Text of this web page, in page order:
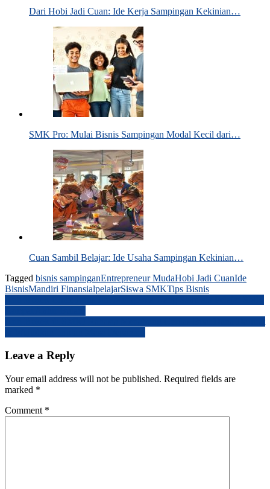
Dari Hobi Jadi Cuan: Ide Kerja Sampingan Kekinian…
SMK Pro: Mulai Bisnis Sampingan Modal Kecil dari…
Cuan Sambil Belajar: Ide Usaha Sampingan Kekinian…
Tagged bisnis sampinganEntrepreneur MudaHobi Jadi CuanIde
BisnisMandiri FinansialpelajarSiswa SMKTips Bisnis
Post
navigation
Leave a Reply
Your email address will not be published. Required fields are
marked *
Comment *